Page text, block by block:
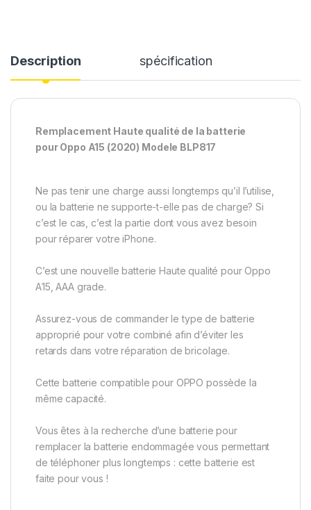
Description spécification
Remplacement Haute qualité de la batterie
pour Oppo A15 (2020) Modele BLP817
Ne pas tenir une charge aussi longtemps qu’il l’utilise,
ou la batterie ne supporte-t-elle pas de charge? Si
c’est le cas, c’est la partie dont vous avez besoin
pour réparer votre iPhone.
C’est une nouvelle batterie Haute qualité pour Oppo
A15, AAA grade.
Assurez-vous de commander le type de batterie
approprié pour votre combiné afin d’éviter les
retards dans votre réparation de bricolage.
Cette batterie compatible pour OPPO possède la
même capacité.
Vous êtes à la recherche d’une batterie pour
remplacer la batterie endommagée vous permettant
de téléphoner plus longtemps : cette batterie est
faite pour vous !